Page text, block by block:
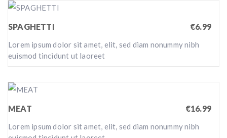
SPAGHETTI €6.99
Lorem ipsum dolor sit amet, elit, sed diam nonummy nibh
euismod tincidunt ut laoreet
MEAT €16.99
Lorem ipsum dolor sit amet, elit, sed diam nonummy nibh